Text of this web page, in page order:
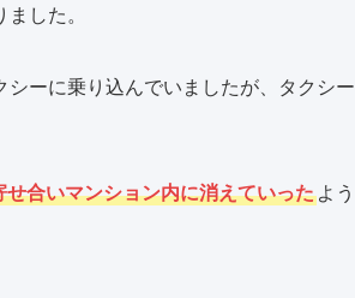
した。
ーに乗り込んでいましたが、タクシー
せ合いマンション内に消えていった よう